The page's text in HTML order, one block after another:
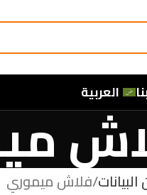
العربية
فلاش ميموري